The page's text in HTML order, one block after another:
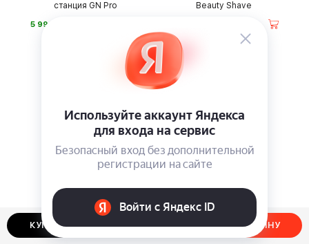
КУПИТЬ В ОДИН КЛИК ДОБАВИТЬ В КОРЗИНУ
станция GN Pro
5 990
Beauty Shave